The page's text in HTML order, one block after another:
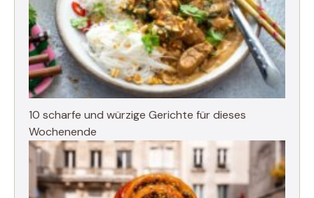
10 scharfe und würzige Gerichte für dieses
Wochenende